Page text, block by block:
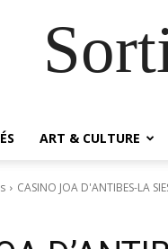
ART & CULTURE
CASINO JOA D'ANTIBES-LA